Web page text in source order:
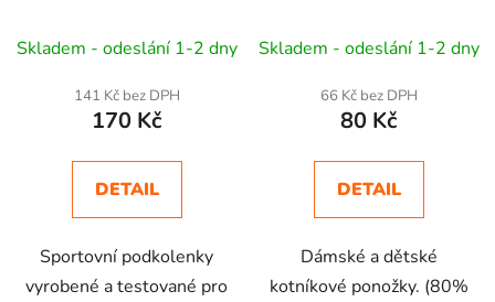
Bavlna 80%
Skladem - odeslání 1-2 dny
141 Kč bez DPH
170 Kč
DETAIL
Sportovní podkolenky
vyrobené a testované pro
Skladem - odeslání 1-2 dny
66 Kč bez DPH
80 Kč
DETAIL
Dámské a dětské
kotníkové ponožky. (80%